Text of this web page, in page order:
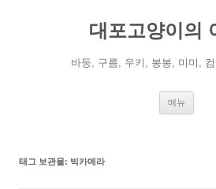
대포고양이의
바둥, 구름, 우키, 봉봉, 미미,
메뉴
태그 보관물: 빅카메라